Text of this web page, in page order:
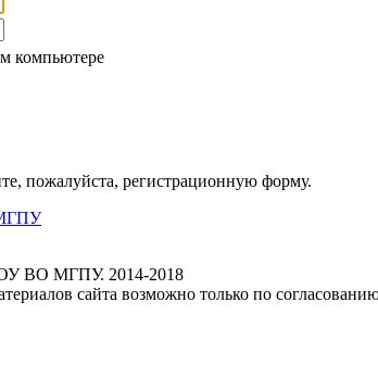
компьютере
пожалуйста, регистрационную форму.
МГПУ
ВО МГПУ. 2014-2018
сайта возможно только по